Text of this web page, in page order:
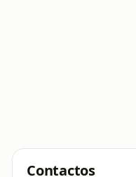
Contactos